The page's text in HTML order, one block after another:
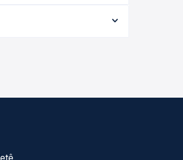
oferta para o seu roteiro.